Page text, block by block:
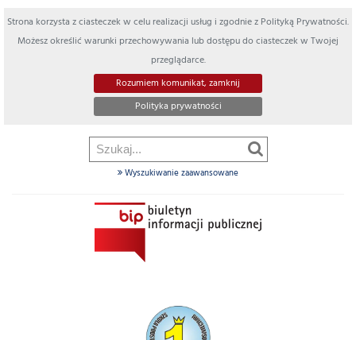
Strona korzysta z ciasteczek w celu realizacji usług i zgodnie z Polityką Prywatności.
Możesz określić warunki przechowywania lub dostępu do ciasteczek w Twojej
przeglądarce.
Rozumiem komunikat, zamknij
Polityka prywatności
Wyszukiwanie zaawansowane